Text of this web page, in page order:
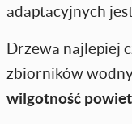
adaptacyjnych
Drzewa najlepiej
zbiorników
wilgotność